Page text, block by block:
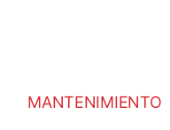
MANTENIMIENTO